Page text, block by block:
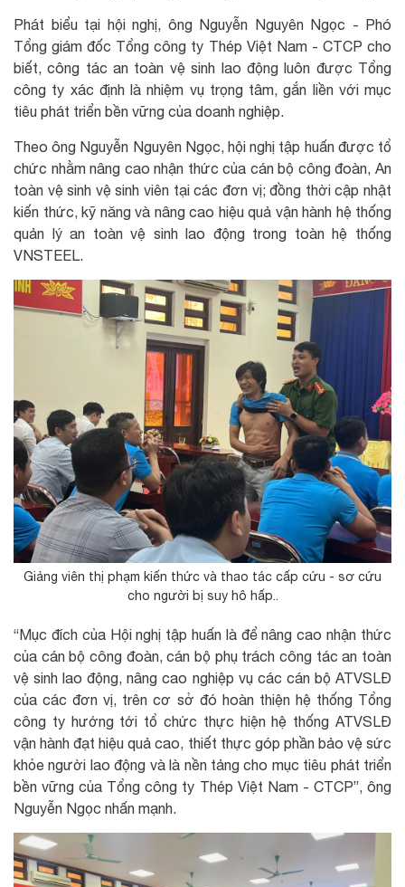
Phát biểu tại hội nghị, ông Nguyễn Nguyên Ngọc - Phó
Tổng giám đốc Tổng công ty Thép Việt Nam - CTCP cho
biết, công tác an toàn vệ sinh lao động luôn được Tổng
công ty xác định là nhiệm vụ trọng tâm, gắn liền với mục
tiêu phát triển bền vững của doanh nghiệp.
Theo ông Nguyễn Nguyên Ngọc, hội nghị tập huấn được tổ
chức nhằm nâng cao nhận thức của cán bộ công đoàn, An
toàn vệ sinh vệ sinh viên tại các đơn vị; đồng thời cập nhật
kiến thức, kỹ năng và nâng cao hiệu quả vận hành hệ thống
quản lý an toàn vệ sinh lao động trong toàn hệ thống
VNSTEEL.
Giảng viên thị phạm kiến thức và thao tác cấp cứu - sơ cứu
cho người bị suy hô hấp..
“Mục đích của Hội nghị tập huấn là để nâng cao nhận thức
của cán bộ công đoàn, cán bộ phụ trách công tác an toàn
vệ sinh lao động, nâng cao nghiệp vụ các cán bộ ATVSLĐ
của các đơn vị, trên cơ sở đó hoàn thiện hệ thống Tổng
công ty hướng tới tổ chức thực hiện hệ thống ATVSLĐ
vận hành đạt hiệu quả cao, thiết thực góp phần bảo vệ sức
khỏe người lao động và là nền tảng cho mục tiêu phát triển
bền vững của Tổng công ty Thép Việt Nam - CTCP”, ông
Nguyễn Ngọc nhấn mạnh.